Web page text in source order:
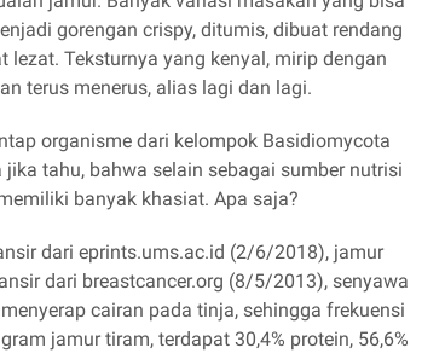
gorengan crispy, ditumis, dibuat rendang
Teksturnya yang kenyal, mirip dengan
terus menerus, alias lagi dan lagi.
organisme dari kelompok Basidiomycota
tahu, bahwa selain sebagai sumber nutrisi
banyak khasiat. Apa saja?
dari eprints.ums.ac.id (2/6/2018), jamur
dari breastcancer.org (8/5/2013), senyawa
cairan pada tinja, sehingga frekuensi
jamur tiram, terdapat 30,4% protein, 56,6%